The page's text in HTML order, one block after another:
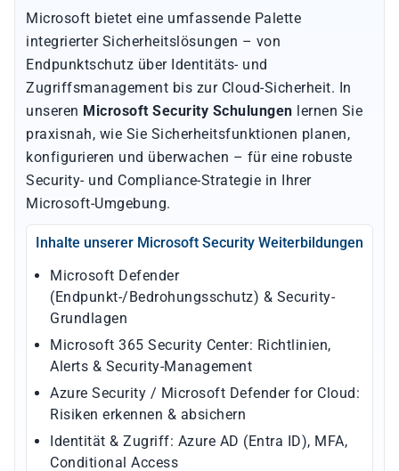
Microsoft bietet eine umfassende Palette
integrierter Sicherheitslösungen – von
Endpunktschutz über Identitäts- und
Zugriffsmanagement bis zur Cloud-Sicherheit. In
unseren Microsoft Security Schulungen lernen Sie
praxisnah, wie Sie Sicherheitsfunktionen planen,
konfigurieren und überwachen – für eine robuste
Security- und Compliance-Strategie in Ihrer
Microsoft-Umgebung.
Inhalte unserer Microsoft Security Weiterbildungen
Microsoft Defender
(Endpunkt-/Bedrohungsschutz) & Security-
Grundlagen
Microsoft 365 Security Center: Richtlinien,
Alerts & Security-Management
Azure Security / Microsoft Defender for Cloud:
Risiken erkennen & absichern
Identität & Zugriff: Azure AD (Entra ID), MFA,
Conditional Access